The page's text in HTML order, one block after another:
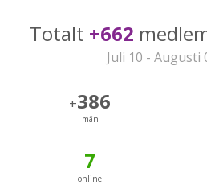
Totalt +662
Juli 10 - Augusti
+386
män
7
online